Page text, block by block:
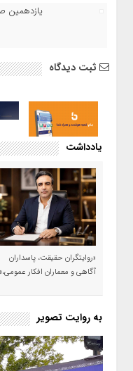
یازدهمین
ثبت دیدگاه
یادداشت
«روایتگران حقیقت، پاسداران
آگاهی و معماران افکار عمومی،»
به روایت تصویر